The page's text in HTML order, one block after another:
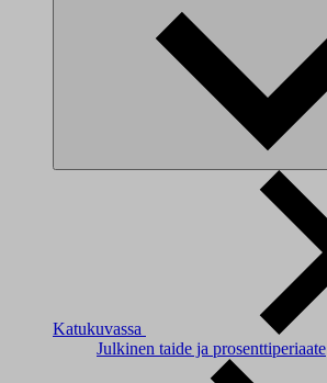
Katukuvassa
Julkinen taide ja prosenttiperiaate